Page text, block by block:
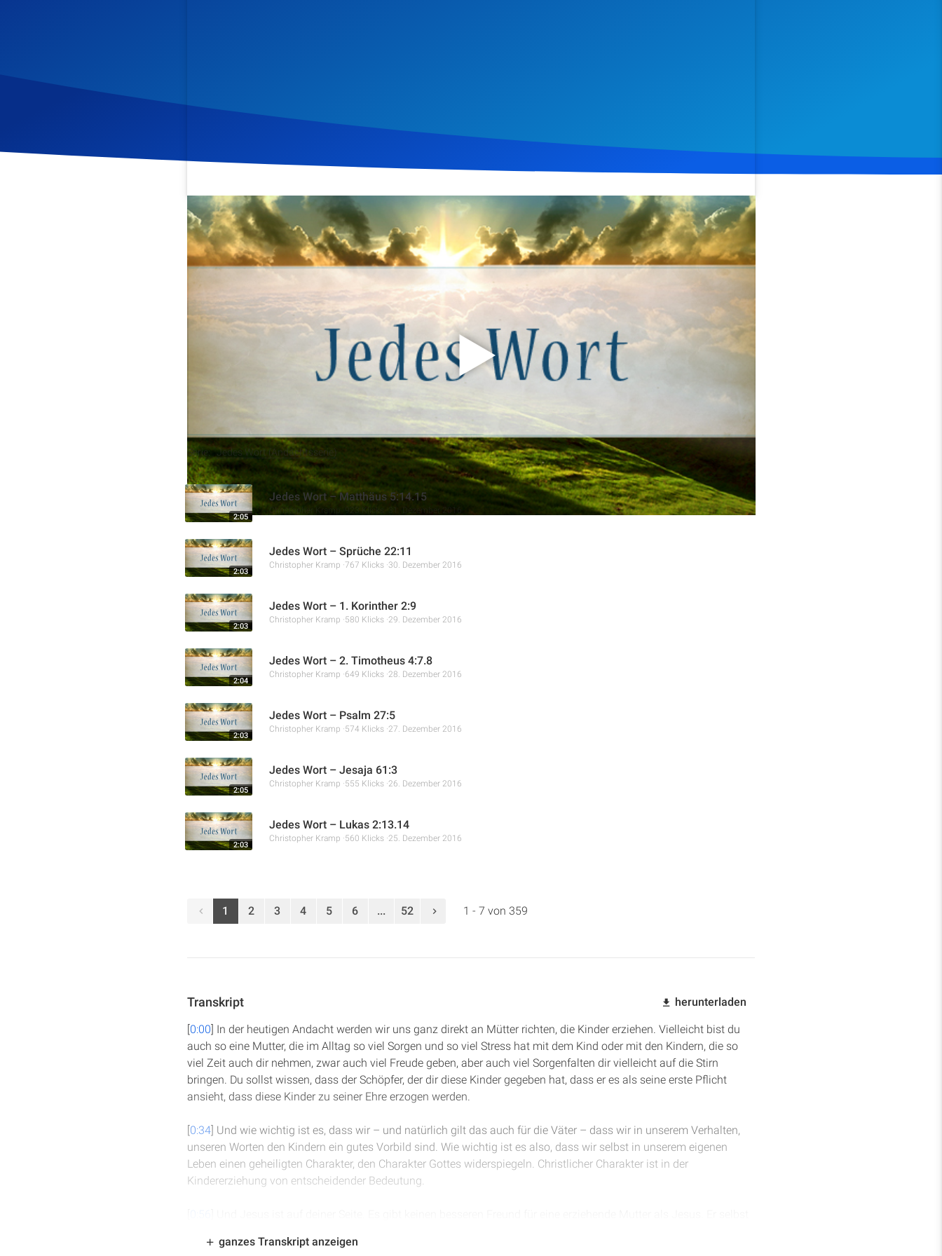
Veröffentlicht am 5. Juni 2016 414Klicks Download Teilen
Diese Andacht richtet sich an Mütter, die Kinder erziehen und im Alltag mit Sorgen und Stress konfrontiert sind.
Christopher Kramp betont die Bedeutung, Kinder zur Ehre Gottes zu erziehen und selbst ein gutes Vorbild zu sein. Er
hebt hervor, dass Jesus der beste Freund einer Mutter ist, ihre Sorgen kennt und ihr helfen möchte, einen
christlichen Charakter zu entwickeln.
Weitere Aufnahmen
Serie: Jedes Wort (Andachtsserie)
2:05
Jedes Wort – Matthäus 5:14.15
Christopher Kramp 923 Klicks
2:03
Jedes Wort – Sprüche 22:11
Christopher Kramp 767 Klicks 30. Dezember 2016
2:03
Jedes Wort – 1. Korinther 2:9
Christopher Kramp 580 Klicks 29. Dezember 2016
2:04
Jedes Wort – 2. Timotheus 4:7.8
Christopher Kramp 649 Klicks 28. Dezember 2016
2:03
Jedes Wort – Psalm 27:5
Christopher Kramp 574 Klicks 27. Dezember 2016
2:05
Jedes Wort – Jesaja 61:3
Christopher Kramp 555 Klicks 26. Dezember 2016
2:03
Jedes Wort – Lukas 2:13.14
Christopher Kramp 560 Klicks 25. Dezember 2016
1 2 3 4 5 6 ... 52 1 - 7 von 359
Transkript herunterladen
[0:00] In der heutigen Andacht werden wir uns ganz direkt an Mütter richten, die Kinder erziehen. Vielleicht bist du
auch so eine Mutter, die im Alltag so viel Sorgen und so viel Stress hat mit dem Kind oder mit den Kindern, die so
viel Zeit auch dir nehmen, zwar auch viel Freude geben, aber auch viel Sorgenfalten dir vielleicht auf die Stirn
bringen. Du sollst wissen, dass der Schöpfer, der dir diese Kinder gegeben hat, dass er es als seine erste Pflicht
ansieht, dass diese Kinder zu seiner Ehre erzogen werden.
[0:34] Und wie wichtig ist es, dass wir – und natürlich gilt das auch für die Väter – dass wir in unserem Verhalten,
unseren Worten den Kindern ein gutes Vorbild sind. Wie wichtig ist es also, dass wir selbst in unserem eigenen
Leben einen geheiligten Charakter, den Charakter Gottes widerspiegeln. Christlicher Charakter ist in der
Kindererziehung von entscheidender Bedeutung.
weiten Weg auf sich genommen, um einer Mutter ein besessenes Kind zu heilen. Er war so berührt von der
ganzes Transkript anzeigen